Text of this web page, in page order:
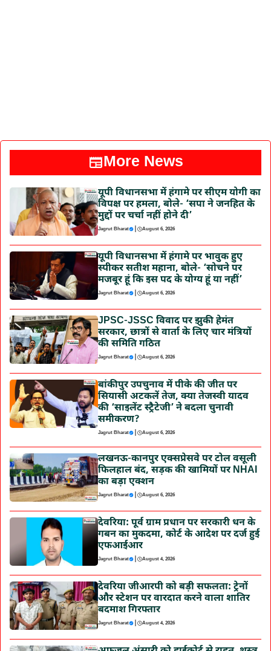
More News
यूपी विधानसभा में हंगामे पर सीएम योगी का
विपक्ष पर हमला, बोले- ‘सपा ने जनहित के
मुद्दों पर चर्चा नहीं होने दी’
Jagrut Bharat | August 6, 2026
यूपी विधानसभा में हंगामे पर भावुक हुए
स्पीकर सतीश महाना, बोले- ‘सोचने पर
मजबूर हूं कि इस पद के योग्य हूं या नहीं’
Jagrut Bharat | August 6, 2026
JPSC-JSSC विवाद पर झुकी हेमंत
सरकार, छात्रों से वार्ता के लिए चार मंत्रियों
की समिति गठित
Jagrut Bharat | August 6, 2026
बांकीपुर उपचुनाव में पीके की जीत पर
सियासी अटकलें तेज, क्या तेजस्वी यादव
की ‘साइलेंट स्ट्रैटेजी’ ने बदला चुनावी
समीकरण?
Jagrut Bharat | August 6, 2026
लखनऊ-कानपुर एक्सप्रेसवे पर टोल वसूली
फिलहाल बंद, सड़क की खामियों पर NHAI
का बड़ा एक्शन
Jagrut Bharat | August 6, 2026
देवरिया: पूर्व ग्राम प्रधान पर सरकारी धन के
गबन का मुकदमा, कोर्ट के आदेश पर दर्ज हुई
एफआईआर
Jagrut Bharat | August 4, 2026
देवरिया जीआरपी को बड़ी सफलता: ट्रेनों
और स्टेशन पर वारदात करने वाला शातिर
बदमाश गिरफ्तार
Jagrut Bharat | August 4, 2026